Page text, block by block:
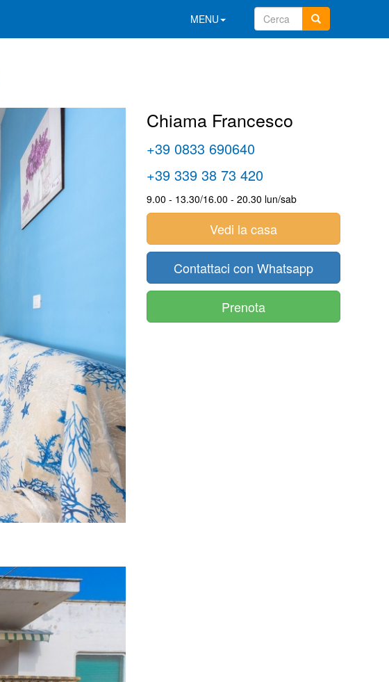
MENU
Chiama Francesco
+39 0833 690640
+39 339 38 73 420
9.00 - 13.30/16.00 - 20.30 lun/sab
Vedi la casa
Contattaci con Whatsapp
Prenota